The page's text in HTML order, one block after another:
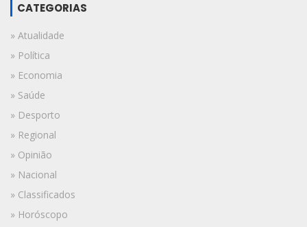
CATEGORIAS
» Atualidade
» Política
» Economia
» Saúde
» Desporto
» Regional
» Opinião
» Nacional
» Classificados
» Horóscopo